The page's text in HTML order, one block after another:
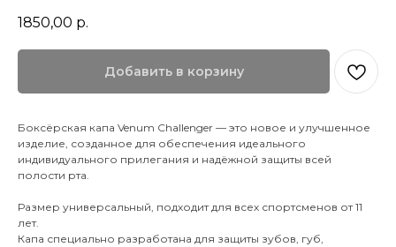
1850,00 р.
Добавить в корзину
Боксёрская капа Venum Challenger — это новое и улучшенное
изделие, созданное для обеспечения идеального
индивидуального прилегания и надёжной защиты всей
полости рта.
Размер универсальный, подходит для всех спортсменов от 11
лет.
Капа специально разработана для защиты зубов, губ,